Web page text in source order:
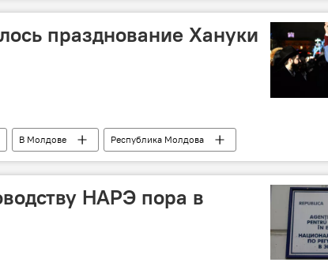
празднование Хануки
В Молдове
Республика Молдова
евреи праздник Ханука
НАРЭ пора в